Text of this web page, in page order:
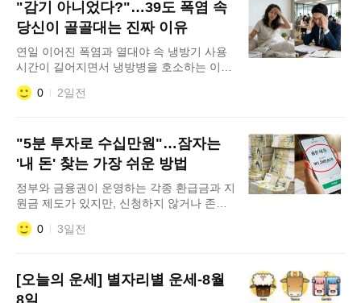
폭이 커지는 대표 품목으로 꼽힌다. 국내외
가전업체들은 하반기 신제품 출시와 추석 프
로모션을 앞두고 기존 모델 재고를 소진하기
위해 다양한 할
"감기 아니었다?"…39도 폭염 속
당신이 골골대는 진짜 이유
연일 이어진 폭염과 열대야 속 냉방기 사용
시간이 길어지면서 냉방병을 호소하는 이들
이 급증하고 있다. 낮에는 35도를 넘나드는
폭염, 실내에서는 20도 안팎의 강한 냉방 환
전후로는 여름철 피로가 누적되는 시기인 만
큼 단순한 피곤함으로 넘기기보다 냉방병과
감기, 온열질환을 구분해 건강관리에 신경
써야 한다는 조언이 나온다. 냉방병은
0 2일전
"5분 투자로 수십만원"…잠자는
'내 돈' 찾는 가장 쉬운 방법
정부와 금융권이 운영하는 각종 환급금과 지
원금 제도가 있지만, 신청하지 않거나 존재
자체를 몰라 돌려받지 못하는 사례가 적지
않은 것으로 나타났다. 카드포인트부터 세금
으로 확인할 필요가 있다는 조언이 나온다.
대표적인 것이 카드포인트 현금화 서비스다.
0 3일전
[오늘의 운세] 별자리별 운세-8월
8일